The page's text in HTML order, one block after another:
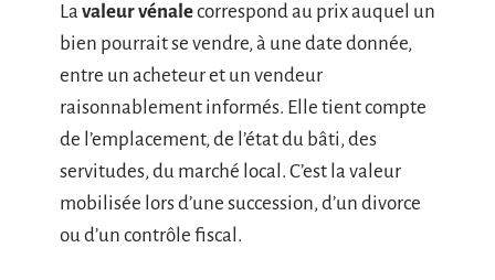
La valeur vénalecorrespond au prix auquel un
bien pourrait se vendre, à une date donnée,
entre un acheteur et un vendeur
raisonnablement informés. Elle tient compte
de l’emplacement, de l’état du bâti, des
servitudes, du marché local. C’est la valeur
mobilisée lors d’une succession, d’un divorce
ou d’un contrôle fiscal.